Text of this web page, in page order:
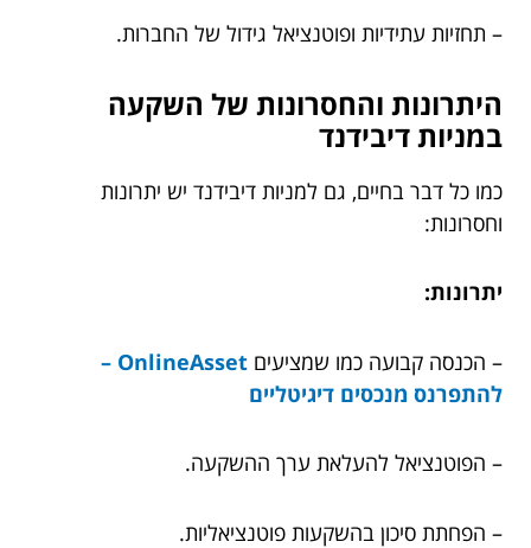
– תחזיות עתידיות ופוטנציאל גידול של החברות.
היתרונות והחסרונות של השקעה
במניות דיבידנד
כמו כל דבר בחיים, גם למניות דיבידנד יש יתרונות
וחסרונות:
יתרונות:
– הכנסה קבועה כמו שמציעים
OnlineAsset –
להתפרנס מנכסים דיגיטליים
– הפוטנציאל להעלאת ערך ההשקעה.
– הפחתת סיכון בהשקעות פוטנציאליות.